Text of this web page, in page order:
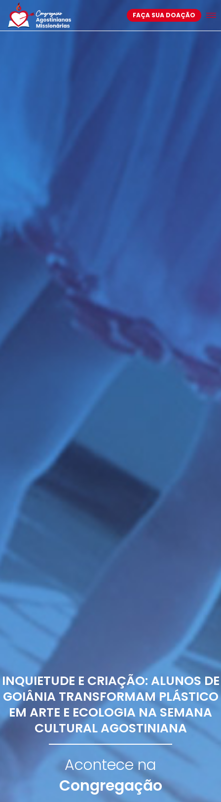
FAÇA SUA DOAÇÃO
INQUIETUDE E CRIAÇÃO: ALUNOS DE
GOIÂNIA TRANSFORMAM PLÁSTICO
EM ARTE E ECOLOGIA NA SEMANA
CULTURAL AGOSTINIANA
Acontece na
Congregação